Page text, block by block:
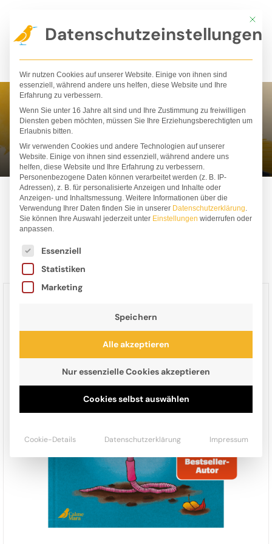
Inhalt
springen
Bestseller
ALLE
Mit
Datenschutzeinstellungen
Wir nutzen Cookies auf unserer Website. Einige von ihnen sind
essenziell, während andere uns helfen, diese Website und Ihre
Erfahrung zu verbessern.
Wenn Sie unter 16 Jahre alt sind und Ihre Zustimmung zu freiwilligen
Diensten geben möchten, müssen Sie Ihre Erziehungsberechtigten um
Erlaubnis bitten.
Wir verwenden Cookies und andere Technologien auf unserer
Website. Einige von ihnen sind essenziell, während andere uns
helfen, diese Website und Ihre Erfahrung zu verbessern.
Personenbezogene Daten können verarbeitet werden (z. B. IP-
Adressen), z. B. für personalisierte Anzeigen und Inhalte oder
Anzeigen- und Inhaltsmessung. Weitere Informationen über die
Verwendung Ihrer Daten finden Sie in unserer Datenschutzerklärung.
Sie können Ihre Auswahl jederzeit unter Einstellungen widerrufen oder
anpassen.
Es folgt eine Liste der Service-Gruppen, für die
Essenziell
Statistiken
Marketing
Speichern
Alle akzeptieren
Nur essenzielle Cookies akzeptieren
Cookies selbst auswählen
Cookie-Details Datenschutzerklärung Impressum